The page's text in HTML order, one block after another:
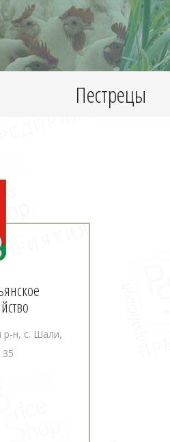
Пестрецы
р-н, с. Шали,
35